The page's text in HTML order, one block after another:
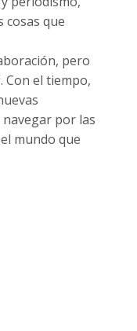
cosas que
pero
Con el tiempo,
por las
mundo que